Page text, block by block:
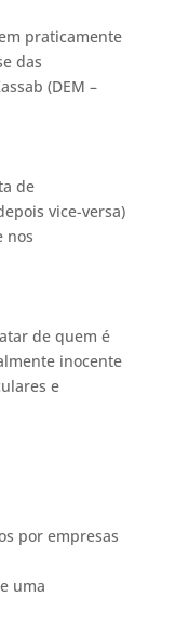
praticamente
das
(DEM –
de
vice-versa)
nos
de quem é
inocente
e
por empresas
uma